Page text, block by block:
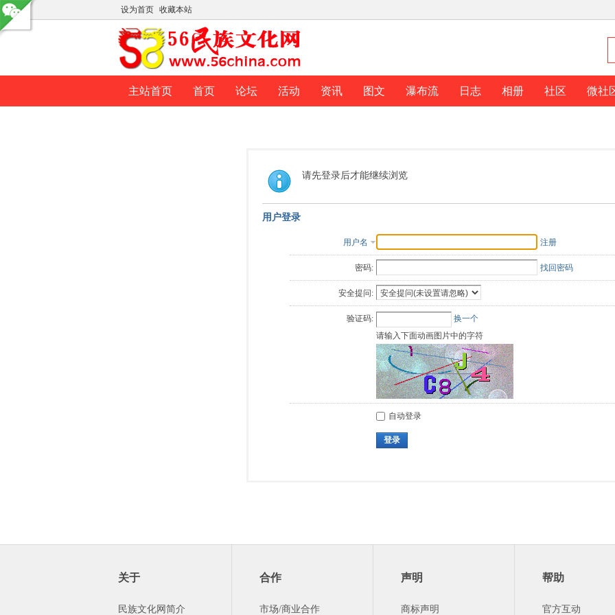
设为首页 收藏本站
主站首页 首页 论坛 活动 资讯 图文 瀑布流 日志 相册 社区 微社
请先登录后才能继续浏览
用户登录
用户名 注册
密码: 找回密码
安全提问:
验证码:
换一个
请输入下面动画图片中的字符
自动登录
登录
关于
民族文化网简介
合作
市场/商业合作
声明
商标声明
帮助
官方互动